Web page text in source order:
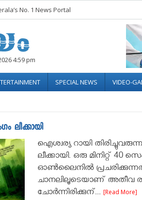
No. 1 News Portal
4:59 pm
SPECIAL NEWS VIDEO-
ലീക്കായി
ഐശ്വര്യ റായി
ലീക്കായി. ഒരു മിനിറ്റ്
ഓണ്‍ലൈനില്‍
ചാനലിലൂടെയാണ് അതീവ
ചോര്‍ന്നിരിക്കുന്... [Read More]